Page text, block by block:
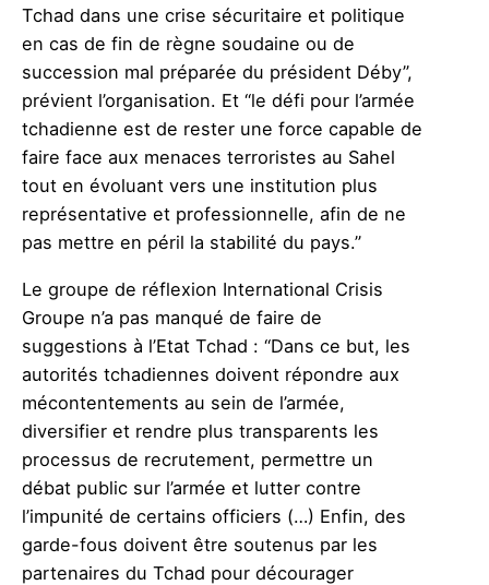
Tchad dans une crise sécuritaire et politique
en cas de fin de règne soudaine ou de
succession mal préparée du président Déby”,
prévient l’organisation. Et “le défi pour l’armée
tchadienne est de rester une force capable de
faire face aux menaces terroristes au Sahel
tout en évoluant vers une institution plus
représentative et professionnelle, afin de ne
pas mettre en péril la stabilité du pays.”
Le groupe de réflexion International Crisis
Groupe n’a pas manqué de faire de
suggestions à l’Etat Tchad : “Dans ce but, les
autorités tchadiennes doivent répondre aux
mécontentements au sein de l’armée,
diversifier et rendre plus transparents les
processus de recrutement, permettre un
débat public sur l’armée et lutter contre
l’impunité de certains officiers (…) Enfin, des
garde-fous doivent être soutenus par les
partenaires du Tchad pour décourager